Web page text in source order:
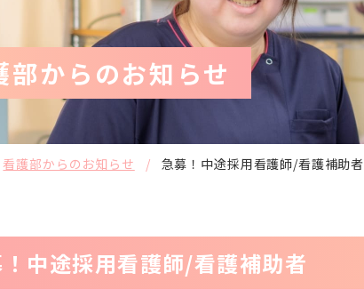
部からのお知らせ
看護部からのお知らせ 急募！中途採用看護師/看護補助者
中途採用看護師/看護補助者